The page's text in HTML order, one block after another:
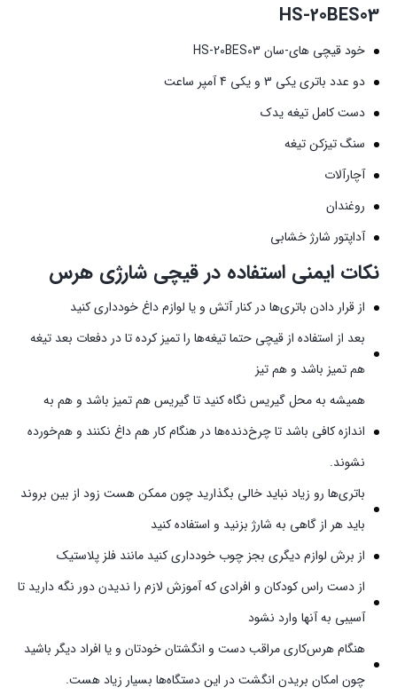
HS-20BES03
خود قیچی های-سان HS-20BES03
دو عدد باتری یکی 3 و یکی 4 آمپر ساعت
دست کامل تیغه یدک
سنگ تیزکن تیغه
آچارآلات
روغندان
آداپتور شارژ خشابی
نکات ایمنی استفاده در قیچی شارژی هرس
از قرار دادن باتری‌ها در کنار آتش و یا لوازم داغ خودداری کنید
بعد از استفاده از قیچی حتما تیغه‌ها را تمیز کرده تا در دفعات بعد تیغه
هم تمیز باشد و هم تیز
همیشه به محل گیریس نگاه کنید تا گیریس هم تمیز باشد و هم به
اندازه کافی باشد تا چرخ‌دنده‌ها در هنگام کار هم داغ نکنند و هم‌خورده
نشوند.
باتری‌ها رو زیاد نباید خالی بگذارید چون ممکن هست زود از بین بروند
باید هر از گاهی به شارژ بزنید و استفاده کنید
از برش لوازم دیگری بجز چوب خودداری کنید مانند فلز پلاستیک
از دست راس کودکان و افرادی که آموزش لازم را ندیدن دور نگه دارید تا
آسیبی به آنها وارد نشود
هنگام هرس‌کاری مراقب دست و انگشتان خودتان و یا افراد دیگر باشید
چون امکان بریدن انگشت در این دستگاه‌ها بسیار زیاد هست.